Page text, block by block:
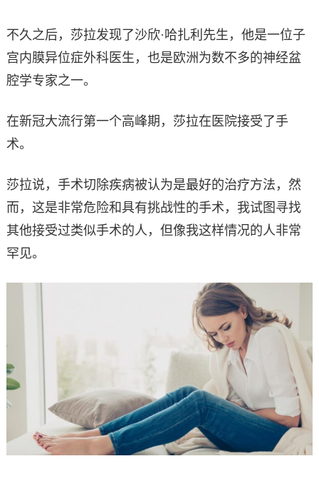
不久之后，莎拉发现了沙欣·哈扎利先生，他是一位子
宫内膜异位症外科医生，也是欧洲为数不多的神经盆
腔学专家之一。
在新冠大流行第一个高峰期，莎拉在医院接受了手
术。
莎拉说，手术切除疾病被认为是最好的治疗方法，然
而，这是非常危险和具有挑战性的手术，我试图寻找
其他接受过类似手术的人，但像我这样情况的人非常
罕见。